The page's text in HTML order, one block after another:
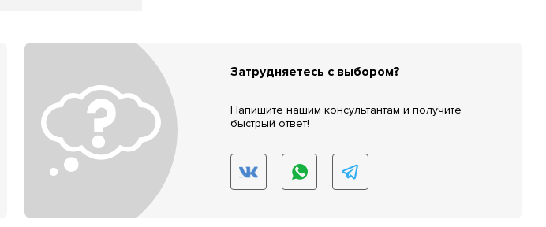
Затрудняетесь с выбором?
Напишите нашим консультантам и получите
быстрый ответ!